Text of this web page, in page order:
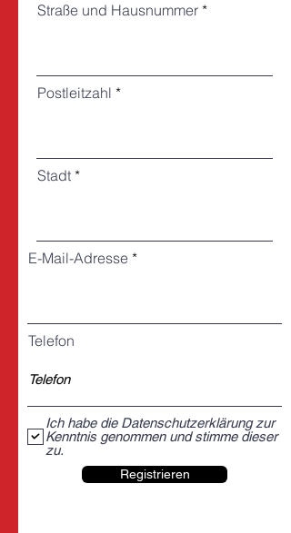
Straße und Hausnummer
Postleitzahl
Stadt
E-Mail-Adresse
Telefon
Ich habe die Datenschutzerklärung zur
Kenntnis genommen und stimme dieser
zu.
Registrieren